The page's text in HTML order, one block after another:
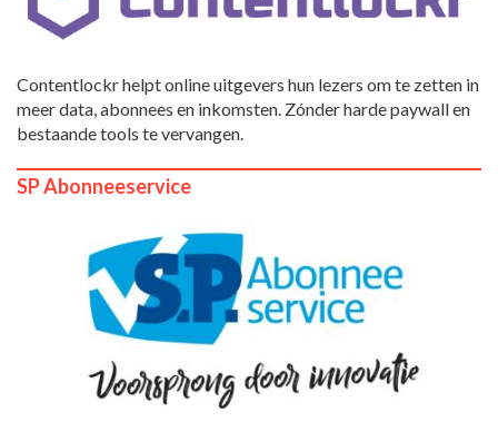
Contentlockr helpt online uitgevers hun lezers om te zetten in
meer data, abonnees en inkomsten. Zónder harde paywall en
bestaande tools te vervangen.
SP Abonneeservice